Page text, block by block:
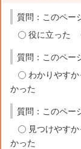
質問：このペー
役に立った
質問：このペー
わかりやすか
かった
質問：このペー
見つけやすか
かった